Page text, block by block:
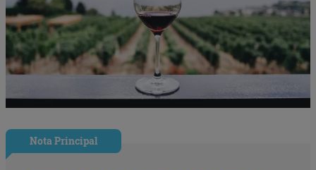
Nota Principal